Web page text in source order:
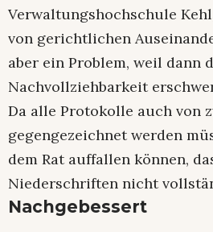
Verwaltungshochschule
von gerichtlichen
aber ein Problem, weil dann
Nachvollziehbarkeit
Da alle Protokolle auch von
gegengezeichnet werden
dem Rat auffallen können,
Niederschriften nicht
Nachgebessert